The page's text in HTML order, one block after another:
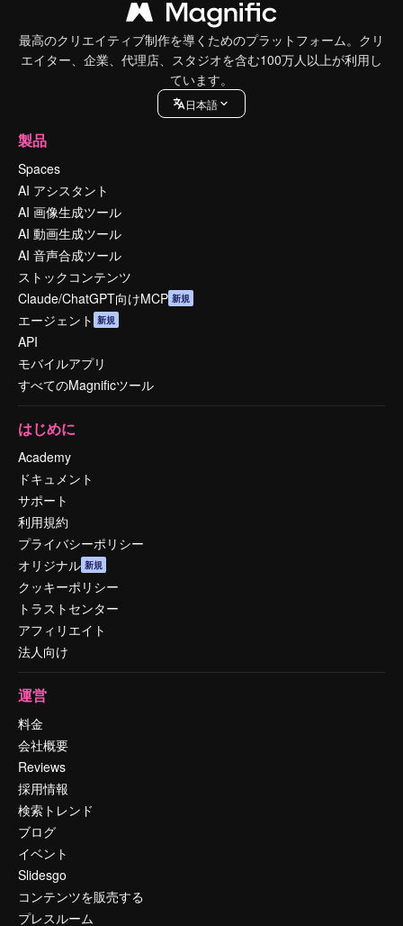
最高のクリエイティブ制作を導くためのプラットフォーム。クリ
エイター、企業、代理店、スタジオを含む100万人以上が利用し
ています。
日本語
製品
Spaces
AI アシスタント
AI 画像生成ツール
AI 動画生成ツール
AI 音声合成ツール
ストックコンテンツ
Claude/ChatGPT向けMCP 新規
エージェント 新規
API
モバイルアプリ
すべてのMagnificツール
はじめに
Academy
ドキュメント
サポート
利用規約
プライバシーポリシー
オリジナル 新規
クッキーポリシー
トラストセンター
アフィリエイト
法人向け
運営
料金
会社概要
Reviews
採用情報
検索トレンド
ブログ
イベント
Slidesgo
コンテンツを販売する
プレスルーム